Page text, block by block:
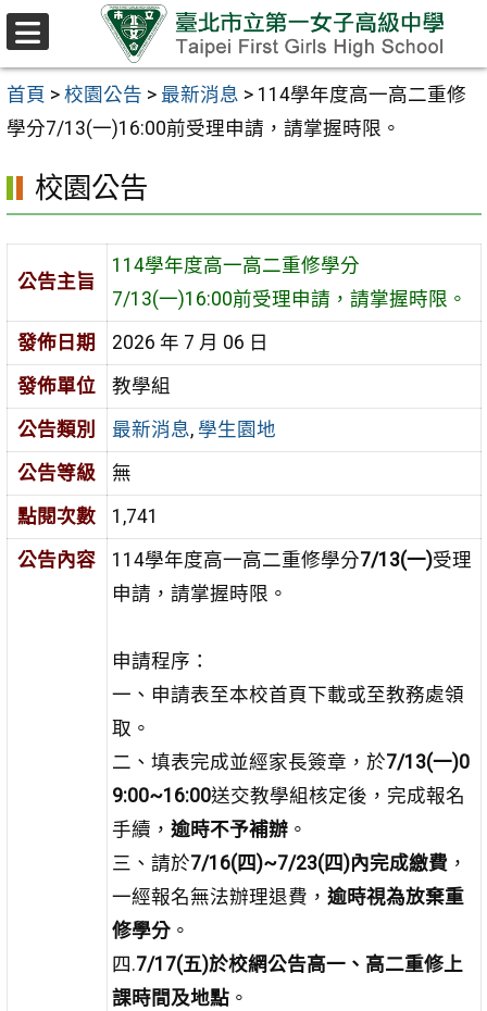
跳至主要內容區
首頁 > 校園公告 > 最新消息 > 114學年度高一高二重修
學分7/13(一)16:00前受理申請，請掌握時限。
校園公告
公告主旨
114學年度高一高二重修學分
7/13(一)16:00前受理申請，請掌握時限。
發佈日期
2026 年 7 月 06 日
發佈單位
教學組
公告類別
最新消息, 學生園地
公告等級
無
點閱次數
1,741
公告內容
114學年度高一高二重修學分7/13(一)受理
申請，請掌握時限。
申請程序：
一、申請表至本校首頁下載或至教務處領
取。
二、填表完成並經家長簽章，於7/13(一)0
9:00~16:00送交教學組核定後，完成報名
手續， 逾時不予補辦。
三、請於7/16(四)~7/23(四)內完成繳費 ，
一經報名無法辦理退費， 逾時視為放棄重
修學分。
四.7/17(五)於校網公告高一、高二重修上
課時間及地點。
選
單